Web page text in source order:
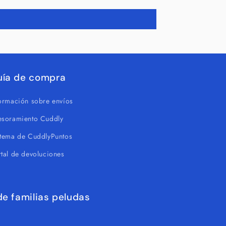
de compra
sobre envíos
Cuddly
de CuddlyPuntos
de devoluciones
familias peludas